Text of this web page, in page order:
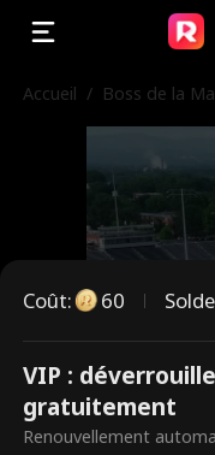
Accueil / Boss de la
Ce sont
Coût: 60 Solde
VIP :
gratuitement
Renouvellement